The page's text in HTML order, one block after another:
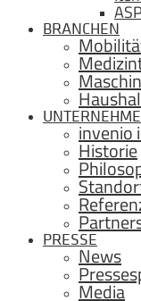
BRANCHEN
invenio
Historie
PRESSE
News
Media